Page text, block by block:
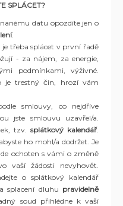
SPLÁCET?
datu opozdíte jen o
.
je třeba splácet v první řadě
- za nájem, za energie,
podmínkami, výživné.
je trestný čin, hrozí vám
smlouvy, co nejdříve
jste smlouvu uzavřel/a.
tzv.splátkový kalendář.
ho mohl/a dodržet. Je
ochoten s vámi o změně
vaší žádosti nevyhovět.
o splátkový kalendář
splacení dluhu pravidelně
soud přihlédne k vaší